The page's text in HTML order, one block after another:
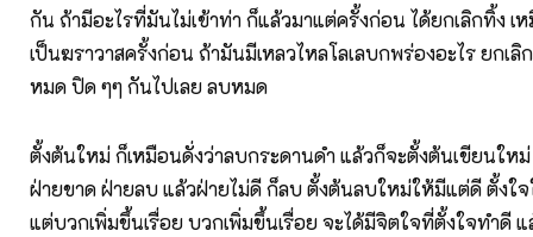
กัน ถ้ามีอะไรที่มันไม่เข้าท่า ก็แล้วมาแต่ครั้งก่อน ได้ยกเลิกทิ้ง เ
เป็นฆราวาสครั้งก่อน ถ้ามันมีเหลวไหลโลเลบกพร่องอะไร ยกเ
หมด ปิด ๆๆ กันไปเลย ลบหมด
ตั้งต้นใหม่ ก็เหมือนดั่งว่าลบกระดานดำ แล้วก็จะตั้งต้นเขียนให
ฝ่ายขาด ฝ่ายลบ แล้วฝ่ายไม่ดี ก็ลบ ตั้งต้นลบใหม่ให้มีแต่ดี ตั้งใ
แต่บวกเพิ่มขึ้นเรื่อย บวกเพิ่มขึ้นเรื่อย จะได้มีจิตใจที่ตั้งใจทำดี